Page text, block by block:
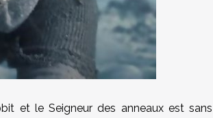
et le Seigneur des anneaux est sans